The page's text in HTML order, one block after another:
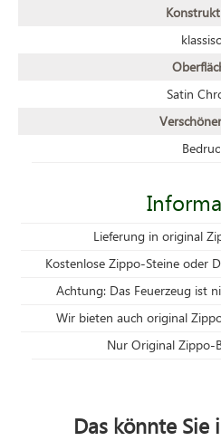
Satin
Lieferung in original
Kostenlose Zippo-Steine oder
Achtung: Das Feuerzeug ist
Wir bieten auch original
Nur Original Zippo-
Das könnte Sie